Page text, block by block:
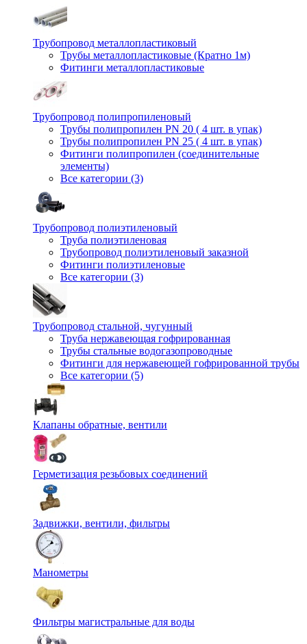
Трубопровод металлопластиковый
Трубы металлопластиковые (Кратно 1м)
Фитинги металлопластиковые
Трубопровод полипропиленовый
Трубы полипропилен PN 20 ( 4 шт. в упак)
Трубы полипропилен PN 25 ( 4 шт. в упак)
Фитинги полипропилен (cоединительные
элементы)
Все категории (3)
Трубопровод полиэтиленовый
Труба полиэтиленовая
Трубопровод полиэтиленовый заказной
Фитинги полиэтиленовые
Все категории (3)
Трубопровод стальной, чугунный
Труба нержавеющая гофрированная
Трубы стальные водогазопроводные
Фитинги для нержавеющей гофрированной трубы
Все категории (5)
Клапаны обратные, вентили
Герметизация резьбовых соединений
Задвижки, вентили, фильтры
Манометры
Фильтры магистральные для воды